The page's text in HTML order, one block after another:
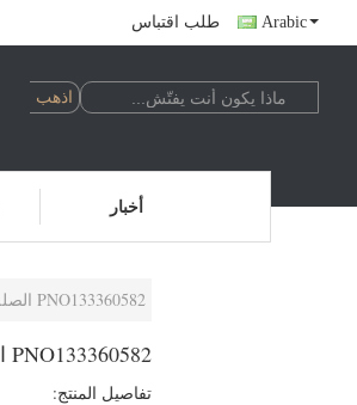
طلب اقتباس Arabic
أخبار
PNO133360582 الصلة السريعة
PNO133360582 الصلة السريعة
تفاصيل المنتج: